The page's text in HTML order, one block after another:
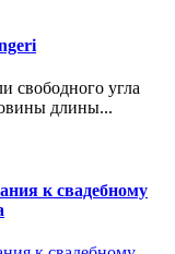
свободного угла
длины...
к свадебному